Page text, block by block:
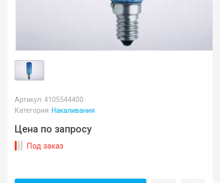
Артикул: 4105544400
Категория: Накаливания
Цена по запросу
Под заказ